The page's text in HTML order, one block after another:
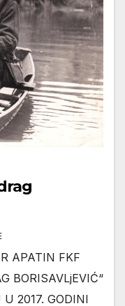
APATIN FKF
BORISAVLjEVIĆ“
2017. GODINI